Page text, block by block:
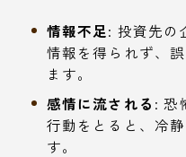
情報不足: 投資先の
情報を得られず、
ます。
感情に流される : 恐
行動をとると、冷
す。